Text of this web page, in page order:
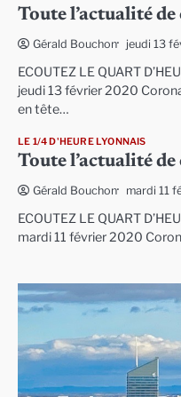
Toute l’actualité
Gérald Bouchon jeudi 13
ECOUTEZ LE QUART
jeudi 13 février 2020
en tête…
LE 1/4 D'HEURE LYONNAIS
Toute l’actualité
Gérald Bouchon mardi 11
ECOUTEZ LE QUART
mardi 11 février 2020